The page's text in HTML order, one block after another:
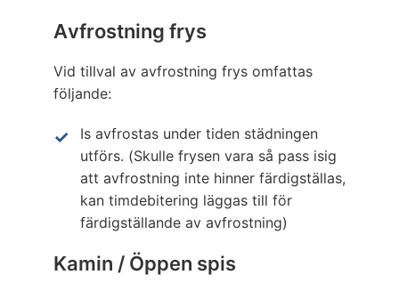
Avfrostning frys
Vid tillval av avfrostning frys omfattas
följande:
Is avfrostas under tiden städningen
utförs. (Skulle frysen vara så pass isig
att avfrostning inte hinner färdigställas,
kan timdebitering läggas till för
färdigställande av avfrostning)
Kamin / Öppen spis